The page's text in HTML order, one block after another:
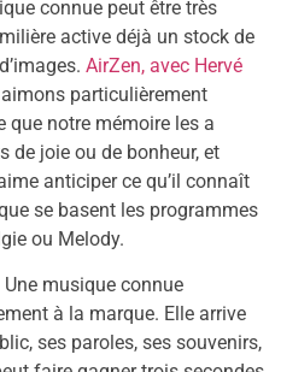
connue peut être très
active déjà un stock de
AirZen, avec Hervé
particulièrement
que notre mémoire les a
de joie ou de bonheur, et
anticiper ce qu’il connaît
se basent les programmes
ou Melody.
Une musique connue
à la marque. Elle arrive
ses paroles, ses souvenirs,